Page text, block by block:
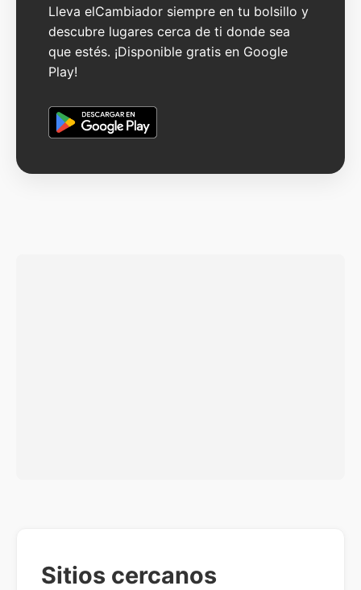
Lleva elCambiador siempre en tu bolsillo y
descubre lugares cerca de ti donde sea
que estés. ¡Disponible gratis en Google
Play!
Sitios cercanos